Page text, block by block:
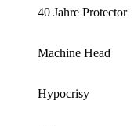
40 Jahre Protector
Machine Head
Hypocrisy